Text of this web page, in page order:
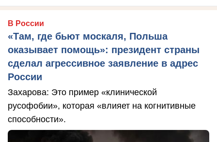
В России
«Там, где бьют москаля, Польша
оказывает помощь»: президент страны
сделал агрессивное заявление в адрес
России
Захарова: Это пример «клинической
русофобии», которая «влияет на когнитивные
способности».